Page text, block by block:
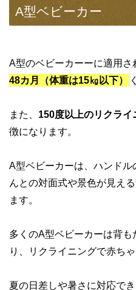
A型ベビーカー
A型のベビーカーーに適用さ
48カ月（体重は15㎏以下）
また、 150度以上のリクライ
徴になります。
A型ベビーカーは、ハンド
んとの対面式や景色が見え
ます。
多くのA型ベビーカーは背
り、リクライニングで赤ち
夏の日差しや暑さに対応で